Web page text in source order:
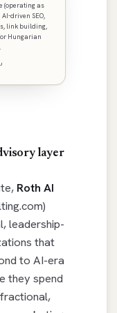
(operating as
AI-driven SEO,
link building,
Hungarian
layer
Roth AI
leadership-
that
to AI-era
they spend